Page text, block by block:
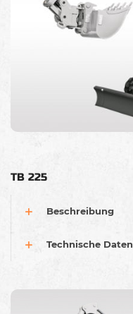
TB 225
Beschreibung
Technische Daten